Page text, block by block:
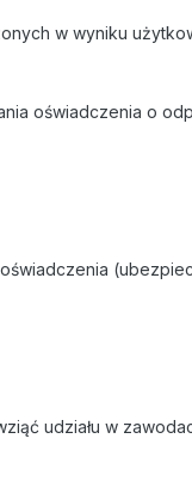
w wyniku
oświadczenia o
udziału w